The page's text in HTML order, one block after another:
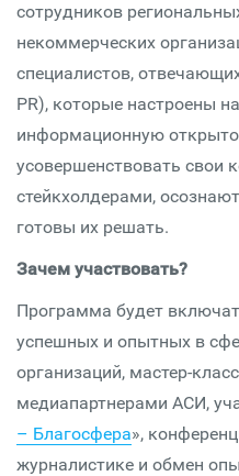
сотрудников
некоммерческих
специалистов,
PR), которые настроены
информационную
усовершенствовать свои
стейкхолдерами,
готовы их решать.
Зачем участвовать?
Программа будет
успешных и опытных в
организаций, мастер-
медиапартнерами АСИ,
– Благосфера»,
журналистике и обмен